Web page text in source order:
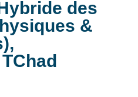
des
&